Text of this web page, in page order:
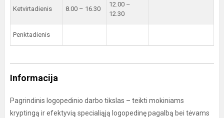
Ketvirtadienis 8.00 – 16.30
12.00 –
12.30
Penktadienis
Informacija
Pagrindinis logopedinio darbo tikslas – teikti mokiniams
kryptingą ir efektyvią specialiąją logopedinę pagalbą bei tėvams